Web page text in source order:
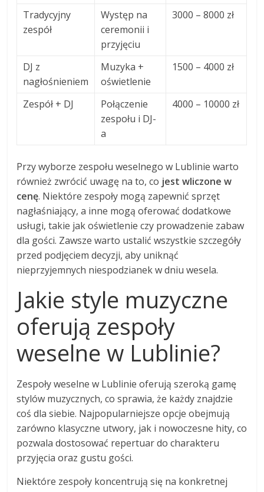
Tradycyjny
zespół
Występ na
ceremonii i
przyjęciu
3000 – 8000 zł
DJ z
nagłośnieniem
Muzyka +
oświetlenie
1500 – 4000 zł
Zespół + DJ
Połączenie
zespołu i DJ-
a
4000 – 10000 zł
Przy wyborze zespołu weselnego w Lublinie warto
również zwrócić uwagę na to, co jest wliczone w
cenę. Niektóre zespoły mogą zapewnić sprzęt
nagłaśniający, a inne mogą oferować dodatkowe
usługi, takie jak oświetlenie czy prowadzenie zabaw
dla gości. Zawsze warto ustalić wszystkie szczegóły
przed podjęciem decyzji, aby uniknąć
nieprzyjemnych niespodzianek w dniu wesela.
Jakie style muzyczne
oferują zespoły
weselne w Lublinie?
Zespoły weselne w Lublinie oferują szeroką gamę
stylów muzycznych, co sprawia, że każdy znajdzie
coś dla siebie. Najpopularniejsze opcje obejmują
zarówno klasyczne utwory, jak i nowoczesne hity, co
pozwala dostosować repertuar do charakteru
przyjęcia oraz gustu gości.
Niektóre zespoły koncentrują się na konkretnej